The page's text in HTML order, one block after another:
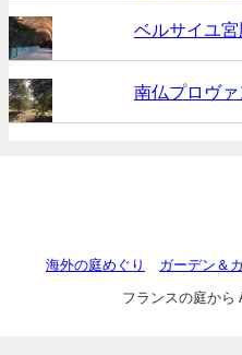
ベルサイユ
南仏プロヴ
海外の庭めぐり ガーデン＆
フランスの庭から